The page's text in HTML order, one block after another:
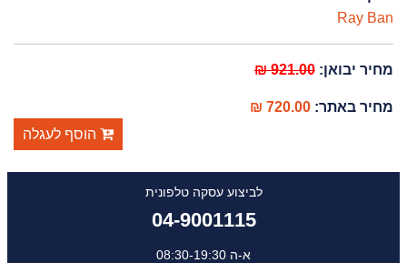
Ray Ban
מחיר יבואן:921.00 ₪
מחיר באתר:720.00 ₪
הוסף לעגלה
לביצוע עסקה טלפונית
04-9001115
א-ה 08:30-19:30